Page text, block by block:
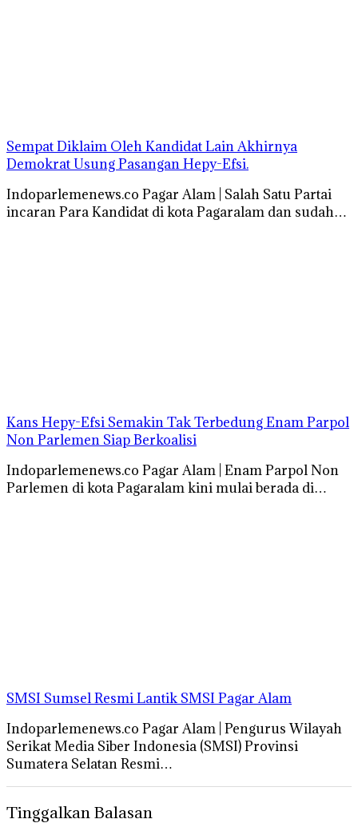
Sempat Diklaim Oleh Kandidat Lain Akhirnya
Demokrat Usung Pasangan Hepy-Efsi.
Indoparlemenews.co Pagar Alam | Salah Satu Partai
incaran Para Kandidat di kota Pagaralam dan sudah…
Kans Hepy-Efsi Semakin Tak Terbedung Enam Parpol
Non Parlemen Siap Berkoalisi
Indoparlemenews.co Pagar Alam | Enam Parpol Non
Parlemen di kota Pagaralam kini mulai berada di…
SMSI Sumsel Resmi Lantik SMSI Pagar Alam
Indoparlemenews.co Pagar Alam | Pengurus Wilayah
Serikat Media Siber Indonesia (SMSI) Provinsi
Sumatera Selatan Resmi…
Tinggalkan Balasan